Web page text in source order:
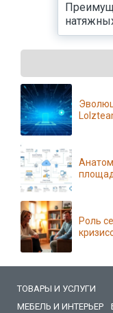
Роль
ТОВАРЫ И УСЛУГИ
МЕБЕЛЬ И ИНТЕРЬЕР